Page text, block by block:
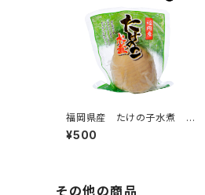
福岡県産 たけの子水煮 ハ
ーフ 120g
¥500
その他の商品